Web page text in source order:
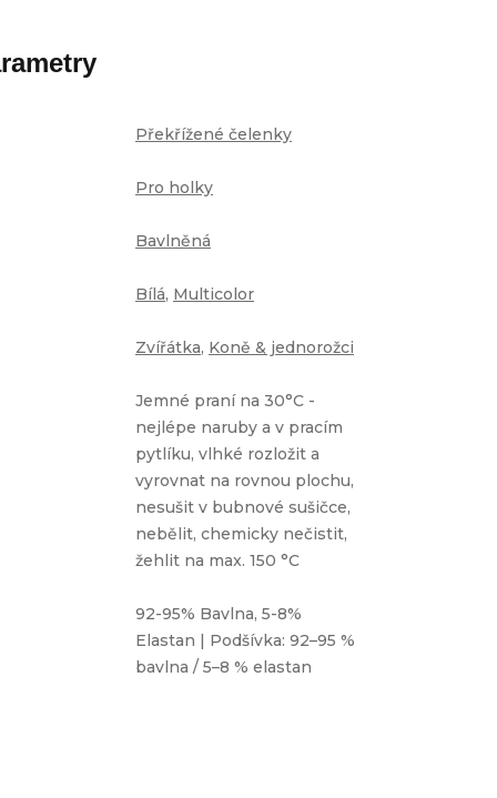
Překřížené čelenky
Pro holky
Bavlněná
Bílá, Multicolor
Zvířátka, Koně & jednorožci
Jemné praní na 30°C -
nejlépe naruby a v pracím
pytlíku, vlhké rozložit a
vyrovnat na rovnou plochu,
nesušit v bubnové sušičce,
nebělit, chemicky nečistit,
žehlit na max. 150 °C
92-95% Bavlna, 5-8%
Elastan | Podšívka: 92–95 %
bavlna / 5–8 % elastan